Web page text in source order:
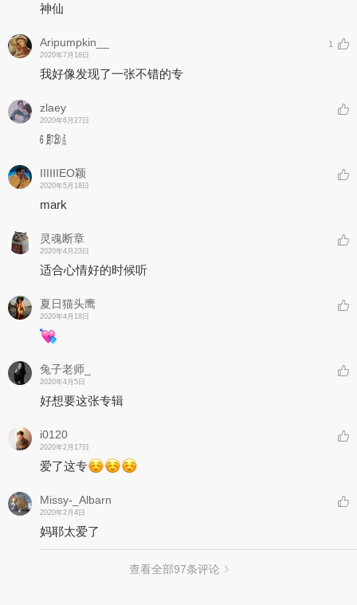
神仙
Aripumpkin__
2020年7月18日
1
我好像发现了一张不错的专
zlaey
2020年6月27日
㋅㏺㍬
IIIIIIEO颖
2020年5月18日
mark
灵魂断章
2020年4月23日
适合心情好的时候听
夏日猫头鹰
2020年4月18日
兔子老师_
2020年4月5日
好想要这张专辑
i0120
2020年2月17日
爱了这专
Missy-_Albarn
2020年2月4日
妈耶太爱了
查看全部97条评论